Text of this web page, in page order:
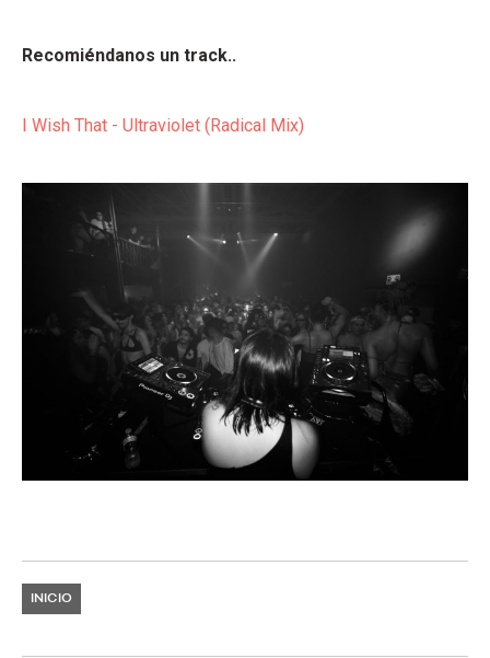
Recomiéndanos un track..
I Wish That - Ultraviolet (Radical Mix)
INICIO